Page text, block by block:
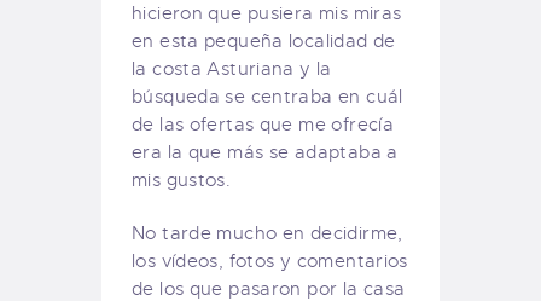
hicieron que pusiera mis miras
en esta pequeña localidad de
la costa Asturiana y la
búsqueda se centraba en cuál
de las ofertas que me ofrecía
era la que más se adaptaba a
mis gustos.
No tarde mucho en decidirme,
los vídeos, fotos y comentarios
de los que pasaron por la casa